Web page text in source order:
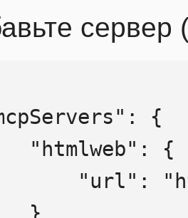
сервер